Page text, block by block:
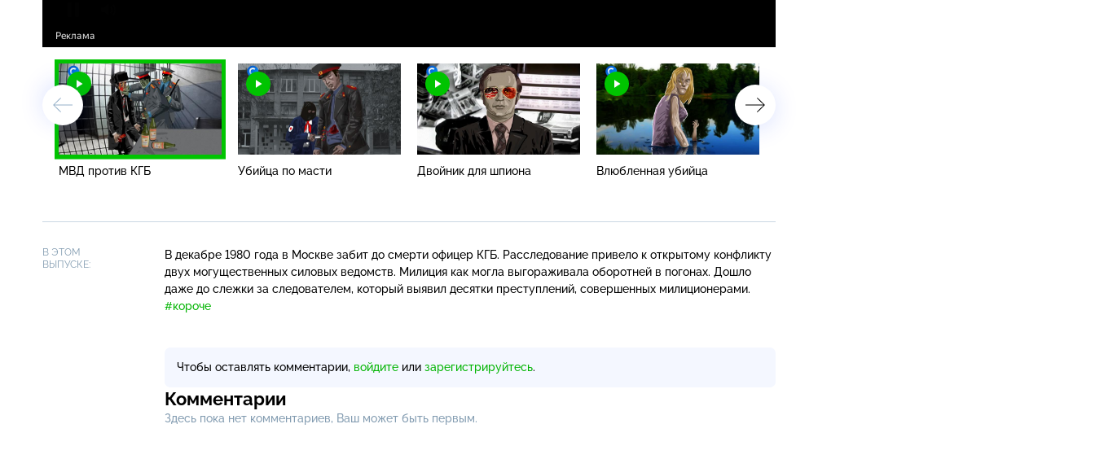
МВД против КГБ Убийца по масти Двойник для шпиона Влюбленная убийца
В ЭТОМ
ВЫПУСКЕ:
В декабре 1980 года в Москве забит до смерти офицер КГБ. Расследование привело к открытому конфликту
двух могущественных силовых ведомств. Милиция как могла выгораживала оборотней в погонах. Дошло
даже до слежки за следователем, который выявил десятки преступлений, совершенных милиционерами.
#короче
Чтобы оставлять комментарии, войдите или зарегистрируйтесь.
Комментарии
Здесь пока нет комментариев, Ваш может быть первым.